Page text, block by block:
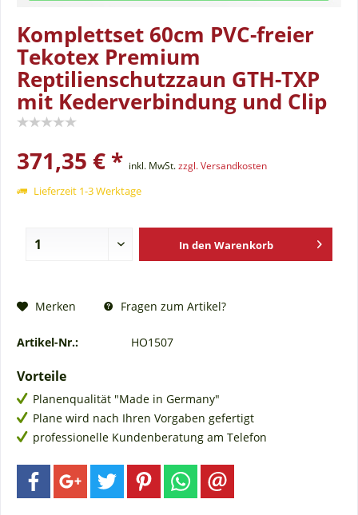
Komplettset 60cm PVC-freier
Tekotex Premium
Reptilienschutzzaun GTH-TXP
mit Kederverbindung und Clip
371,35 € * inkl. MwSt.zzgl. Versandkosten
Lieferzeit 1-3 Werktage
In den Warenkorb
Merken Fragen zum Artikel?
Artikel-Nr.: HO1507
Vorteile
Planenqualität "Made in Germany"
Plane wird nach Ihren Vorgaben gefertigt
professionelle Kundenberatung am Telefon